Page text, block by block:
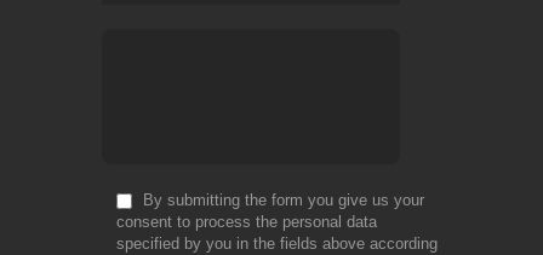
By submitting the form you give us your
consent to process the personal data
specified by you in the fields above according